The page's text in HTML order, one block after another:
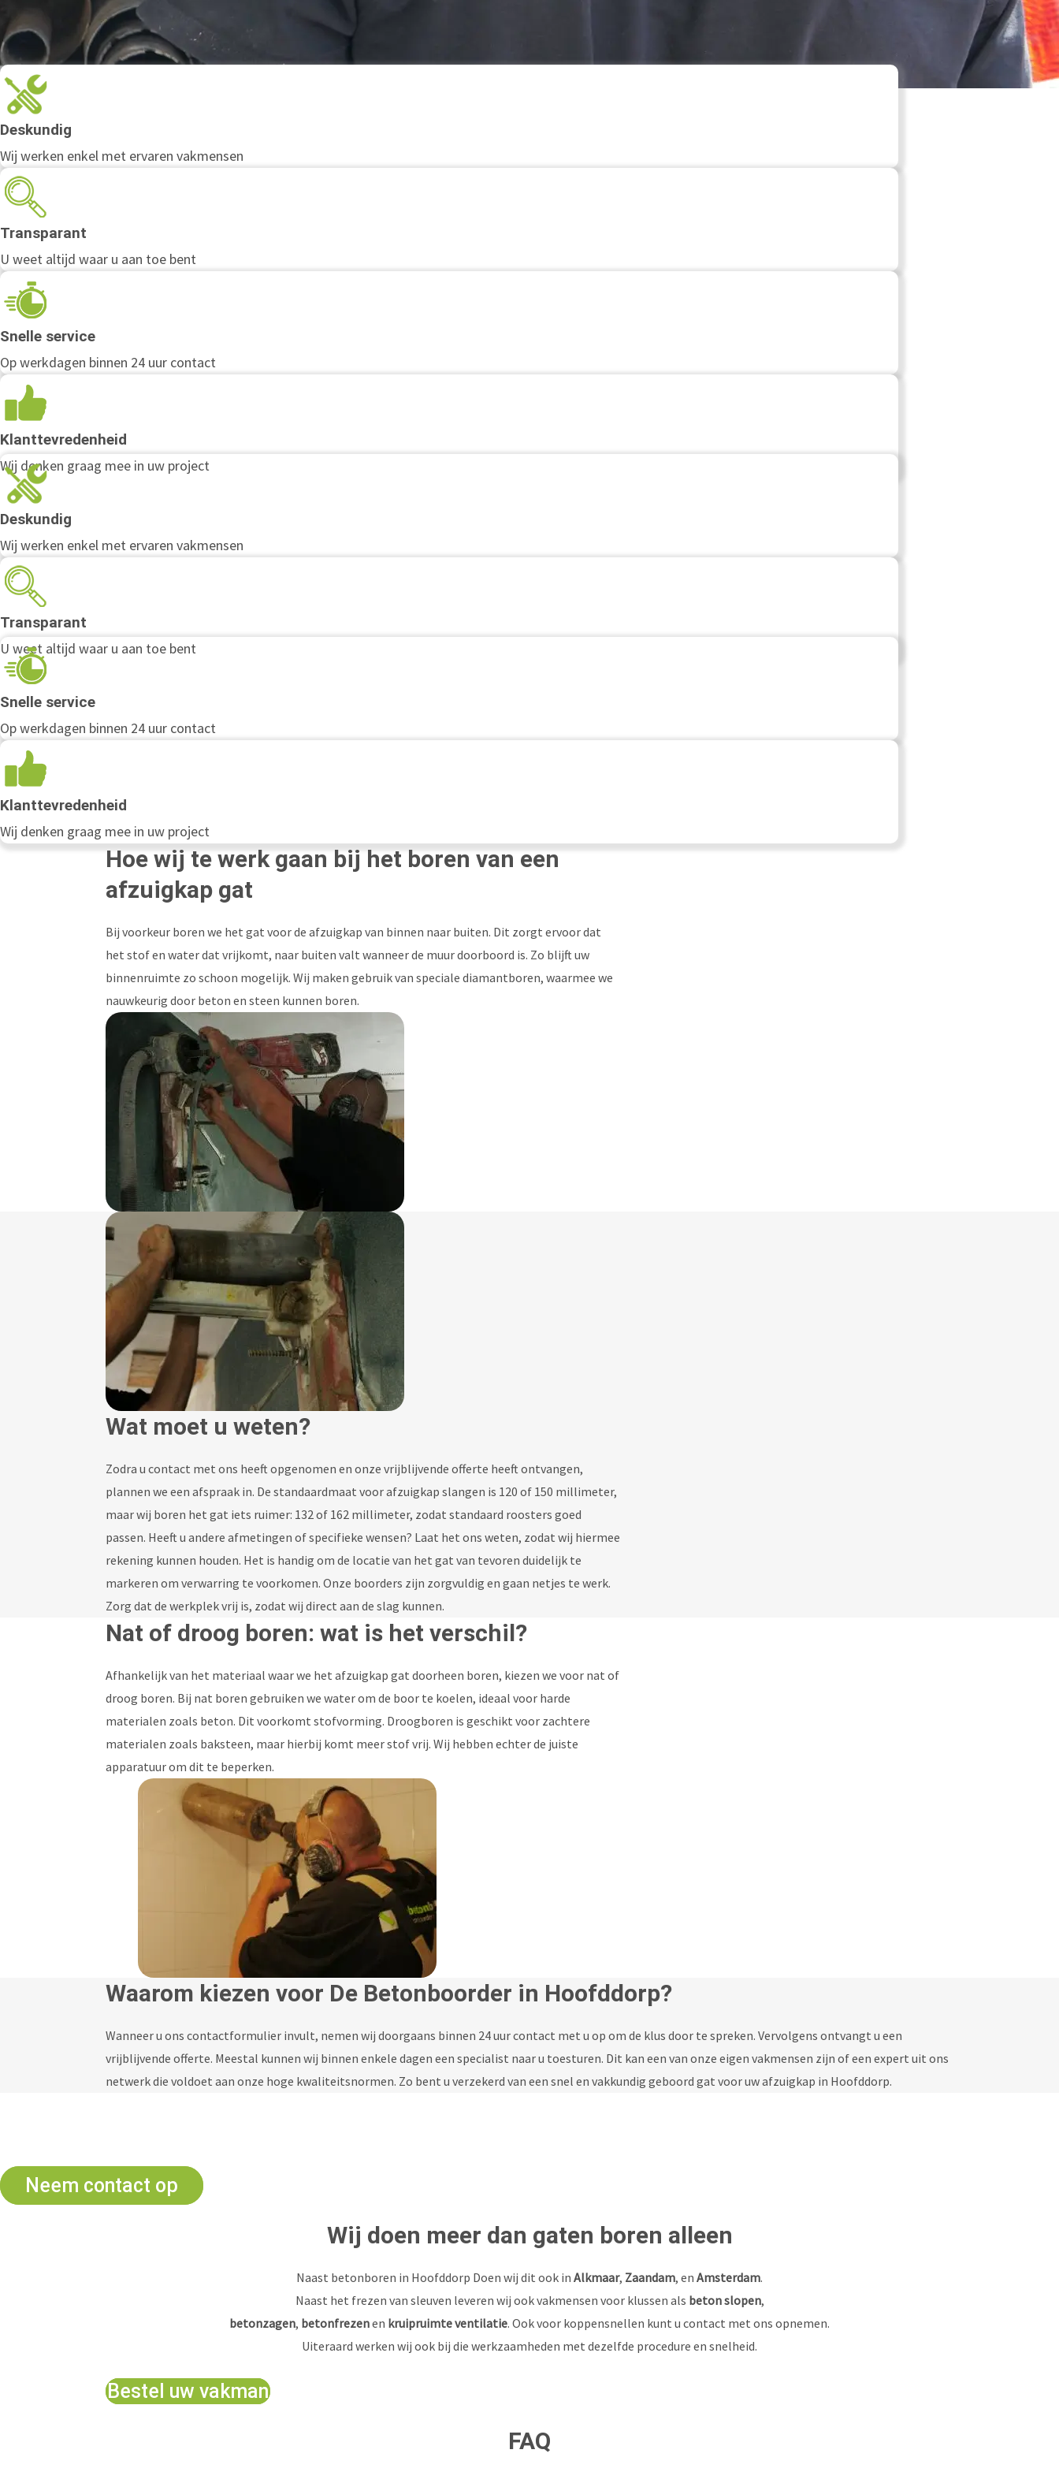
Deskundig
Wij werken enkel met ervaren vakmensen
Transparant
U weet altijd waar u aan toe bent
Snelle service
Op werkdagen binnen 24 uur contact
Klanttevredenheid
Wij denken graag mee in uw project
Deskundig
Wij werken enkel met ervaren vakmensen
Transparant
U weet altijd waar u aan toe bent
Snelle service
Op werkdagen binnen 24 uur contact
Klanttevredenheid
Wij denken graag mee in uw project
Hoe wij te werk gaan bij het boren van een
afzuigkap gat
Bij voorkeur boren we het gat voor de afzuigkap van binnen naar buiten. Dit zorgt ervoor dat
het stof en water dat vrijkomt, naar buiten valt wanneer de muur doorboord is. Zo blijft uw
binnenruimte zo schoon mogelijk. Wij maken gebruik van speciale diamantboren, waarmee we
nauwkeurig door beton en steen kunnen boren.
Wat moet u weten?
Zodra u contact met ons heeft opgenomen en onze vrijblijvende offerte heeft ontvangen,
plannen we een afspraak in. De standaardmaat voor afzuigkap slangen is 120 of 150 millimeter,
maar wij boren het gat iets ruimer: 132 of 162 millimeter, zodat standaard roosters goed
passen. Heeft u andere afmetingen of specifieke wensen? Laat het ons weten, zodat wij hiermee
rekening kunnen houden. Het is handig om de locatie van het gat van tevoren duidelijk te
markeren om verwarring te voorkomen. Onze boorders zijn zorgvuldig en gaan netjes te werk.
Zorg dat de werkplek vrij is, zodat wij direct aan de slag kunnen.
Nat of droog boren: wat is het verschil?
Afhankelijk van het materiaal waar we het afzuigkap gat doorheen boren, kiezen we voor nat of
droog boren. Bij nat boren gebruiken we water om de boor te koelen, ideaal voor harde
materialen zoals beton. Dit voorkomt stofvorming. Droogboren is geschikt voor zachtere
materialen zoals baksteen, maar hierbij komt meer stof vrij. Wij hebben echter de juiste
apparatuur om dit te beperken.
Waarom kiezen voor De Betonboorder in Hoofddorp?
Wanneer u ons contactformulier invult, nemen wij doorgaans binnen 24 uur contact met u op om de klus door te spreken. Vervolgens ontvangt u een
vrijblijvende offerte. Meestal kunnen wij binnen enkele dagen een specialist naar u toesturen. Dit kan een van onze eigen vakmensen zijn of een expert uit ons
netwerk die voldoet aan onze hoge kwaliteitsnormen. Zo bent u verzekerd van een snel en vakkundig geboord gat voor uw afzuigkap in Hoofddorp.
Neem contact op
Wij doen meer dan gaten boren alleen
Naast betonboren in Hoofddorp Doen wij dit ook in Alkmaar, Zaandam, en Amsterdam.
Naast het frezen van sleuven leveren wij ook vakmensen voor klussen als beton slopen,
betonzagen, betonfrezenen kruipruimte ventilatie. Ook voor koppensnellen kunt u contact met ons opnemen.
Uiteraard werken wij ook bij die werkzaamheden met dezelfde procedure en snelheid.
Bestel uw vakman
FAQ